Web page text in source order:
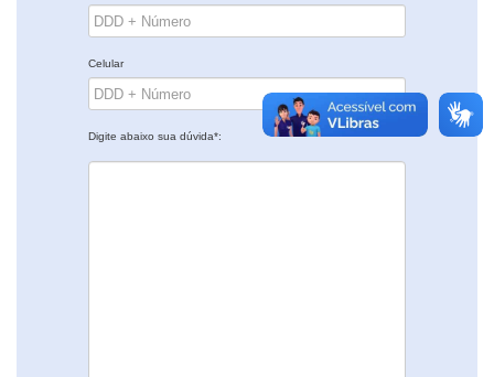
Celular
Digite abaixo sua dúvida*: